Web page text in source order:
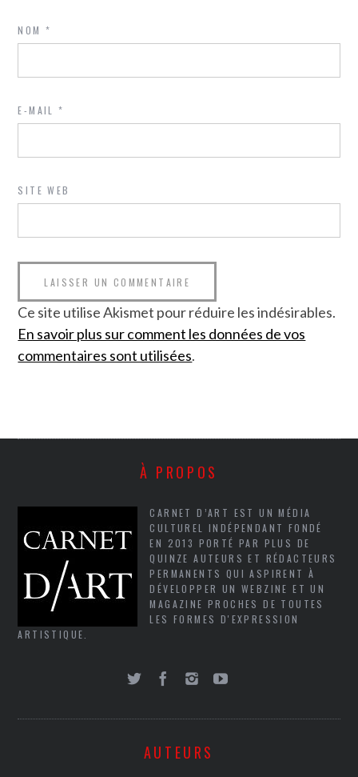
NOM*
E-MAIL*
SITE WEB
Ce site utilise Akismet pour réduire les indésirables.
En savoir plus sur comment les données de vos
commentaires sont utilisées.
À PROPOS
CARNET D’ART EST UN MÉDIA
CULTUREL INDÉPENDANT FONDÉ
EN 2013 PORTÉ PAR PLUS DE
QUINZE AUTEURS ET RÉDACTEURS
PERMANENTS QUI ASPIRENT À
DÉVELOPPER UN WEBZINE ET UN
MAGAZINE PROCHES DE TOUTES
LES FORMES D'EXPRESSION
ARTISTIQUE.
AUTEURS